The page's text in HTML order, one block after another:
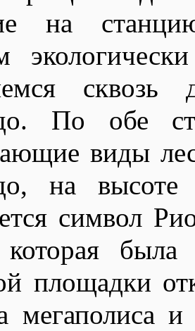
на
По обе
виды
на
символ
была
площадки
мегаполиса